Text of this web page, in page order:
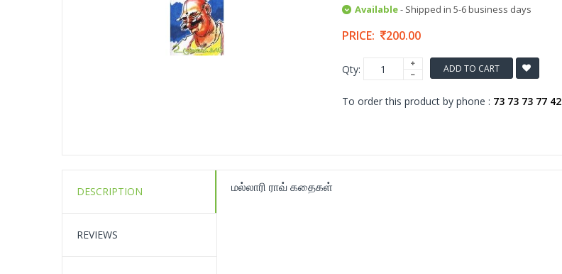
Available- Shipped in 5-6 business days
PRICE: 200.00
Qty: ADD TO CART
To order this product by phone : 73 73 73 77 42
DESCRIPTION
REVIEWS
மல்லாரி ராவ் கதைகள்